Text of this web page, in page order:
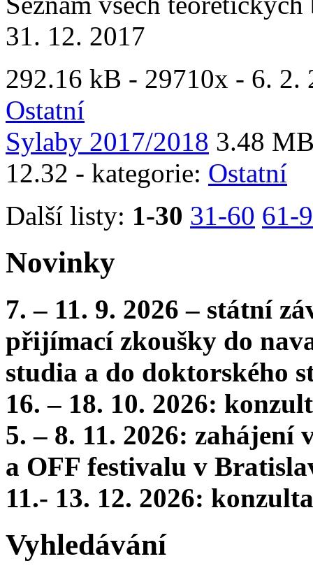
31. 12. 2017
292.16 kB - 29710x - 6. 2.
Ostatní
Sylaby 2017/2018 3.48
12.32 - kategorie: Ostatní
Další listy: 1-30 31-60 61-
Novinky
7. – 11. 9. 2026 – státní
přijímací zkoušky do
studia a do doktorského
16. – 18. 10. 2026:
5. – 8. 11. 2026:
a OFF festivalu v
11.- 13. 12. 2026:
Vyhledávání